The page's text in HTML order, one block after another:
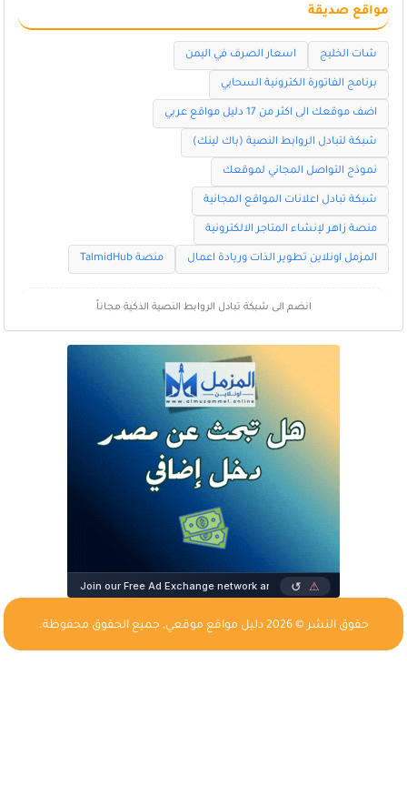
مواقع صديقة
شات الخليج اسعار الصرف في اليمن
برنامج الفاتورة الكترونية السحابي
اضف موقعك الى اكثر من 17 دليل مواقع عربي
شبكة لتبادل الروابط النصية (باك لينك)
نموذج التواصل المجاني لموقعك
شبكة تبادل اعلانات المواقع المجانية
منصة زاهر لإنشاء المتاجر الالكترونية
المزمل اونلاين تطوير الذات وريادة اعمال منصة TalmidHub
انضم الى شبكة تبادل الروابط النصية الذكية مجاناً
حقوق النشر © 2026 دليل مواقع موقعي , جميع الحقوق محفوظة.